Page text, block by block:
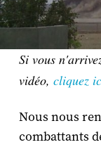
Si vous
vidéo, cliquez
Nous nous
combattants